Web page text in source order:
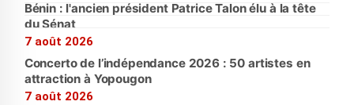
Bénin : l'ancien président Patrice Talon élu à la tête
du Sénat
7 août 2026
Concerto de l’indépendance 2026 : 50 artistes en
attraction à Yopougon
7 août 2026